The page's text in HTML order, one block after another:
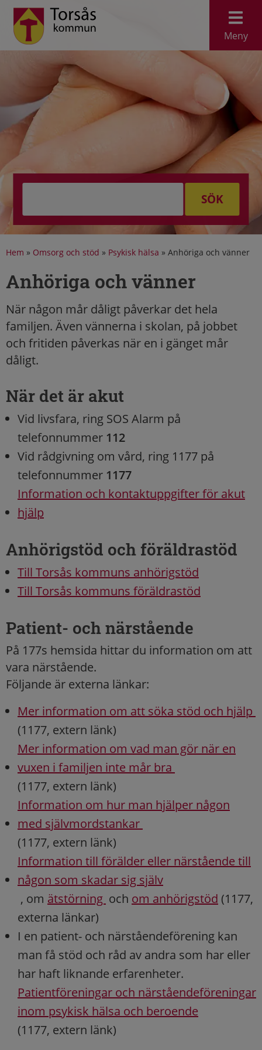
Meny
SÖK
Hem » Omsorg och stöd » Psykisk hälsa » Anhöriga och vänner
Anhöriga och vänner
När någon mår dåligt påverkar det hela
familjen. Även vännerna i skolan, på jobbet
och fritiden påverkas när en i gänget mår
dåligt.
När det är akut
Vid livsfara, ring SOS Alarm på
telefonnummer 112
Vid rådgivning om vård, ring 1177 på
telefonnummer 1177
Information och kontaktuppgifter för akut
hjälp
Anhörigstöd och föräldrastöd
Till Torsås kommuns anhörigstöd
Till Torsås kommuns föräldrastöd
Patient- och närstående
På 177s hemsida hittar du information om att
vara närstående.
Följande är externa länkar:
Mer information om att söka stöd och hjälp
(1177, extern länk)
Mer information om vad man gör när en
vuxen i familjen inte mår bra
(1177, extern länk)
Information om hur man hjälper någon
med självmordstankar
(1177, extern länk)
Information till förälder eller närstående till
någon som skadar sig själv
, om ätstörning och om anhörigstöd (1177,
externa länkar)
I en patient- och närståendeförening kan
man få stöd och råd av andra som har eller
har haft liknande erfarenheter.
Patientföreningar och närståendeföreningar
inom psykisk hälsa och beroende
(1177, extern länk)